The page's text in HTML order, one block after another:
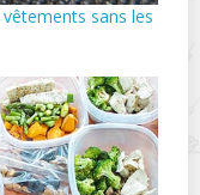
sans les